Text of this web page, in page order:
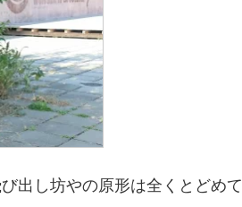
出し坊やの原形は全くとどめて